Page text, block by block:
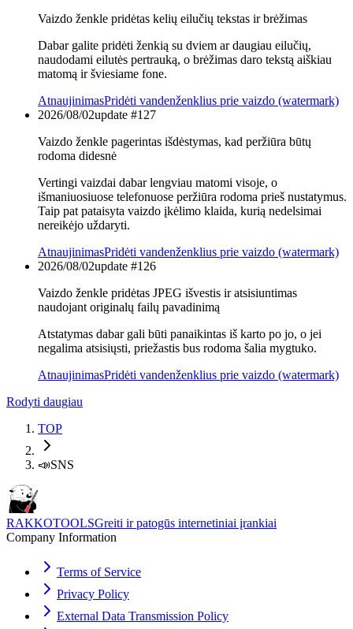
Vaizdo ženkle pridėtas kelių eilučių tekstas ir brėžimas
Dabar galite pridėti ženkią su dviem ar daugiau eilučių,
naudodami eilutės pertrauką, o brėžimas daro tekstą aiškiau
matomą ir šviesiame fone.
AtnaujinimasPridėti vandenženklius prie vaizdo (watermark)
2026/08/02update #127
Vaizdo ženkle pagerintas išdėstymas, kad peržiūra būtų
rodoma didesnė
Vertingi vaizdai dabar lengviau matomi visoje, o
išmaniuosiuose telefonuose peržiūra rodoma prieš nustatymus.
Taip pat pataisyta vaizdo įkėlimo klaida, kurią nedelsimai
nereikėjo uždaryti.
AtnaujinimasPridėti vandenženklius prie vaizdo (watermark)
2026/08/02update #126
Vaizdo ženkle pridėtas JPEG išvestis ir atsisiuntimas
naudojant originalų failų pavadinimą
Atstatymas dabar gali būti panaikintas iš karto po jo, o jei
negalima atsisiųsti, priežastis bus rodoma šalia mygtuko.
AtnaujinimasPridėti vandenženklius prie vaizdo (watermark)
Rodyti daugiau
TOP
📣SNS
RAKKOTOOLSGreiti ir patogūs internetiniai įrankiai
Company Information
Terms of Service
Privacy Policy
External Data Transmission Policy